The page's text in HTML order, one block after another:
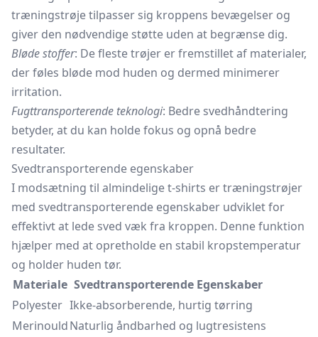
træningstrøje tilpasser sig kroppens bevægelser og
giver den nødvendige støtte uden at begrænse dig.
Bløde stoffer: De fleste trøjer er fremstillet af materialer,
der føles bløde mod huden og dermed minimerer
irritation.
Fugttransporterende teknologi: Bedre svedhåndtering
betyder, at du kan holde fokus og opnå bedre
resultater.
Svedtransporterende egenskaber
I modsætning til almindelige t-shirts er træningstrøjer
med svedtransporterende egenskaber udviklet for
effektivt at lede sved væk fra kroppen. Denne funktion
hjælper med at opretholde en stabil kropstemperatur
og holder huden tør.
Materiale Svedtransporterende Egenskaber
Polyester Ikke-absorberende, hurtig tørring
MerinouldNaturlig åndbarhed og lugtresistens